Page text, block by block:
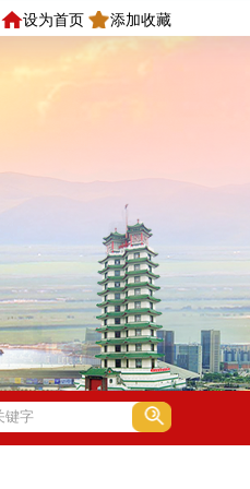
设为首页 添加收藏